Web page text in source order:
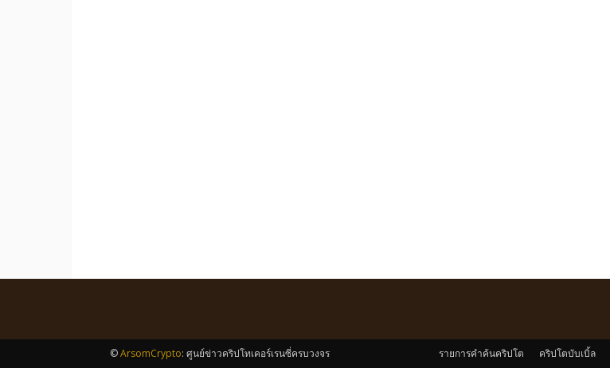
รายการคำค้นคริปโต คริปโตบับเบิ้ล
©ArsomCrypto: ศูนย์ข่าวคริปโทเคอร์เรนซี่ครบวงจร